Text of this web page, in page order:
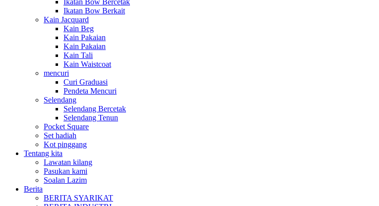
Ikatan Bow Bercetak
Ikatan Bow Berkait
Kain Jacquard
Kain Beg
Kain Pakaian
Kain Pakaian
Kain Tali
Kain Waistcoat
mencuri
Curi Graduasi
Pendeta Mencuri
Selendang
Selendang Bercetak
Selendang Tenun
Pocket Square
Set hadiah
Kot pinggang
Tentang kita
Lawatan kilang
Pasukan kami
Soalan Lazim
Berita
BERITA SYARIKAT